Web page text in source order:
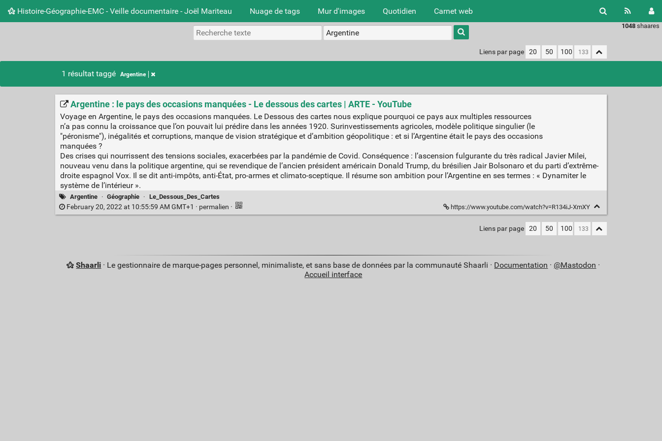
Histoire-Géographie-EMC - Veille documentaire - Joël Mariteau Nuage de tags Mur d'images Quotidien Carnet web
1048 shaares
Type 1 or
more
charactersLiens par page 20 50 100
1 résultat taggé Argentine
Argentine : le pays des occasions manquées - Le dessous des cartes | ARTE - YouTube
Voyage en Argentine, le pays des occasions manquées. Le Dessous des cartes nous explique pourquoi ce pays aux multiples ressources
n’a pas connu la croissance que l’on pouvait lui prédire dans les années 1920. Surinvestissements agricoles, modèle politique singulier (le
"péronisme"), inégalités et corruptions, manque de vision stratégique et d’ambition géopolitique : et si l’Argentine était le pays des occasions
manquées ?
Des crises qui nourrissent des tensions sociales, exacerbées par la pandémie de Covid. Conséquence : l’ascension fulgurante du très radical Javier Milei,
nouveau venu dans la politique argentine, qui se revendique de l’ancien président américain Donald Trump, du brésilien Jair Bolsonaro et du parti d’extrême-
droite espagnol Vox. Il se dit anti-impôts, anti-État, pro-armes et climato-sceptique. Il résume son ambition pour l’Argentine en ses termes : « Dynamiter le
système de l’intérieur ».
Argentine · Géographie · Le_Dessous_Des_Cartes
February 20, 2022 at 10:55:59 AM GMT+1 · permalien · https://www.youtube.com/watch?v=R134iJ-XmXY
Liens par page 20 50 100
Shaarli · Le gestionnaire de marque-pages personnel, minimaliste, et sans base de données par la communauté Shaarli · Documentation · @Mastodon ·
Accueil interface